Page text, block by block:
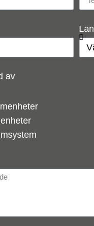
av